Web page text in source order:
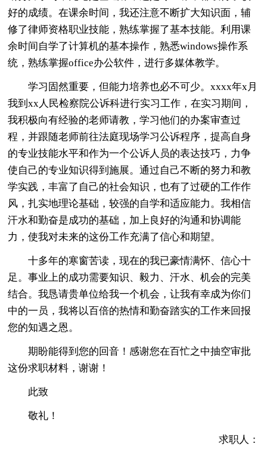
好的成绩。在课余时间，我还注意不断扩大知识面，辅
修了律师资格职业技能，熟练掌握了基本技能。利用课
余时间自学了计算机的基本操作，熟悉windows操作系
统，熟练掌握office办公软件，进行多媒体教学。
学习固然重要，但能力培养也必不可少。xxxx年x月
我到xx人民检察院公诉科进行实习工作，在实习期间，
我积极向有经验的老师请教，学习他们的办案审查过
程，并跟随老师前往法庭现场学习公诉程序，提高自身
的专业技能水平和作为一个公诉人员的表达技巧，力争
使自己的专业知识得到施展。通过自己不断的努力和教
学实践，丰富了自己的社会知识，也有了过硬的工作作
风，扎实地理论基础，较强的自学和适应能力。我相信
汗水和勤奋是成功的基础，加上良好的沟通和协调能
力，使我对未来的这份工作充满了信心和期望。
十多年的寒窗苦读，现在的我已豪情满怀、信心十
足。事业上的成功需要知识、毅力、汗水、机会的完美
结合。我恳请贵单位给我一个机会，让我有幸成为你们
中的一员，我将以百倍的热情和勤奋踏实的工作来回报
您的知遇之恩。
期盼能得到您的回音！感谢您在百忙之中抽空审批
这份求职材料，谢谢！
此致
敬礼！
求职人：